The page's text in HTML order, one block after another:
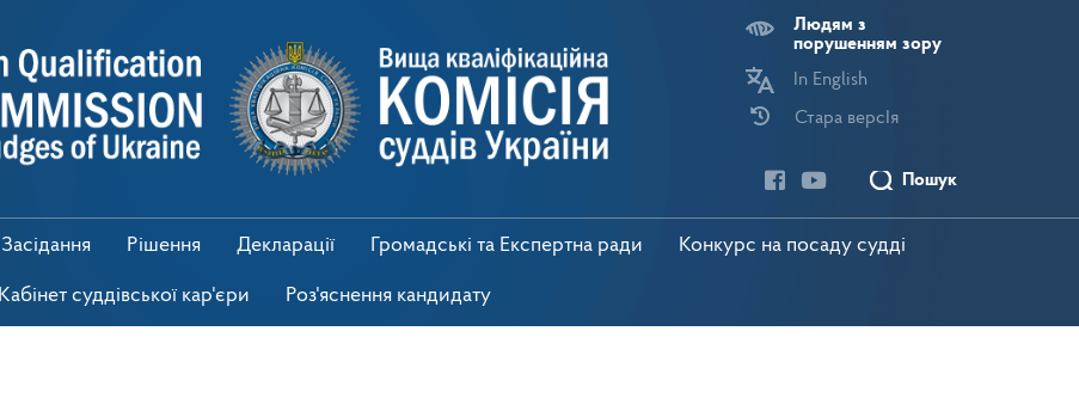
Людям з
порушенням зору
In English
Стара версІя
Пошук
Засідання Рішення Декларації Громадські та Експертна ради Конкурс на посаду судді
Кабінет суддівської кар'єри Роз'яснення кандидату